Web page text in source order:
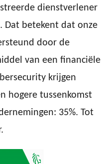
dienstverlener
Dat betekent dat onze
door de
van een financiële
krijgen
hogere tussenkomst
35%. Tot